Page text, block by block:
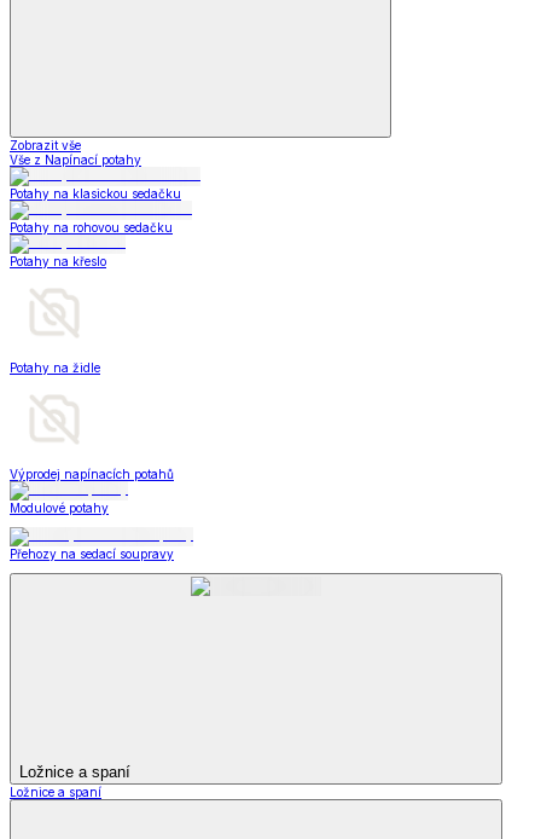
Zobrazit vše
Vše z Napínací potahy
Potahy na klasickou sedačku
Potahy na rohovou sedačku
Potahy na křeslo
Potahy na židle
Výprodej napínacích potahů
Modulové potahy
Přehozy na sedací soupravy
Ložnice a spaní
Ložnice a spaní